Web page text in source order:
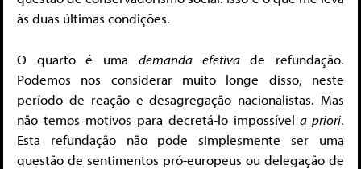
às duas últimas condições.
O quarto é uma demanda efetivade refundação.
Podemos nos considerar muito longe disso, neste
período de reação e desagregação nacionalistas. Mas
não temos motivos para decretá-lo impossível a priori.
Esta refundação não pode simplesmente ser uma
questão de sentimentos pró-europeus ou delegação de